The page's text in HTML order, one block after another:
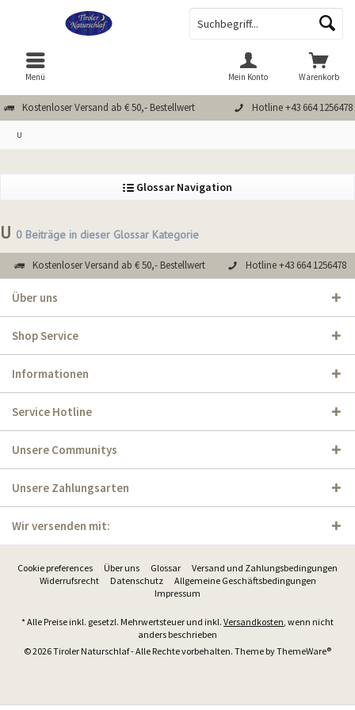
Kostenloser Versand ab € 50,- Bestellwert Hotline +43 664 1256478
Menü Warenkorb
Mein Konto
U
Glossar Navigation
U 0 Beiträge in dieser Glossar Kategorie
Kostenloser Versand ab € 50,- Bestellwert Hotline +43 664 1256478
Über uns
Shop Service
Informationen
Service Hotline
Unsere Communitys
Unsere Zahlungsarten
Wir versenden mit:
Cookie preferences Über uns Glossar
Versand und Zahlungsbedingungen
Widerrufsrecht
Datenschutz
Allgemeine Geschäftsbedingungen
Impressum
* Alle Preise inkl. gesetzl. Mehrwertsteuer und inkl. Versandkosten, wenn nicht
anders beschrieben
© 2026 Tiroler Naturschlaf - Alle Rechte vorbehalten. Theme byThemeWare®